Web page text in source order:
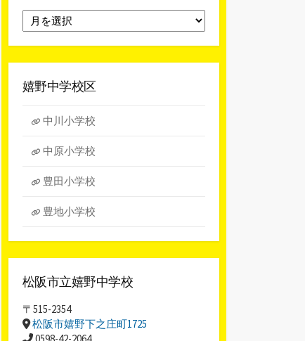
別
ア
ー
イ
嬉野中学校区
中川小学校
中原小学校
豊田小学校
豊地小学校
松阪市立嬉野中学校
〒515-2354
松阪市嬉野下之庄町1725
0598-42-2064